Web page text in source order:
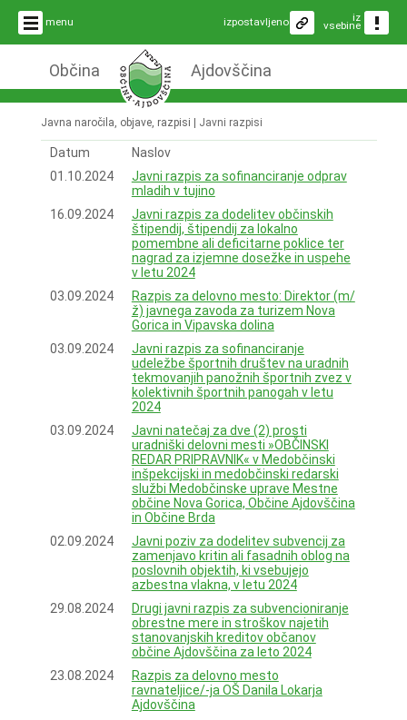
menu iz
vsebine
izpostavljeno
Občina Ajdovščina
Javna naročila, objave, razpisi | Javni razpisi
Datum
Naslov
01.10.2024
Javni razpis za sofinanciranje odprav
mladih v tujino
16.09.2024
Javni razpis za dodelitev občinskih
štipendij, štipendij za lokalno
pomembne ali deficitarne poklice ter
nagrad za izjemne dosežke in uspehe
v letu 2024
03.09.2024
Razpis za delovno mesto: Direktor (m/
ž) javnega zavoda za turizem Nova
Gorica in Vipavska dolina
03.09.2024
Javni razpis za sofinanciranje
udeležbe športnih društev na uradnih
tekmovanjih panožnih športnih zvez v
kolektivnih športnih panogah v letu
2024
03.09.2024
Javni natečaj za dve (2) prosti
uradniški delovni mesti »OBČINSKI
REDAR PRIPRAVNIK« v Medobčinski
inšpekcijski in medobčinski redarski
službi Medobčinske uprave Mestne
občine Nova Gorica, Občine Ajdovščina
in Občine Brda
02.09.2024
Javni poziv za dodelitev subvencij za
zamenjavo kritin ali fasadnih oblog na
poslovnih objektih, ki vsebujejo
azbestna vlakna, v letu 2024
29.08.2024
Drugi javni razpis za subvencioniranje
obrestne mere in stroškov najetih
stanovanjskih kreditov občanov
občine Ajdovščina za leto 2024
23.08.2024
Razpis za delovno mesto
ravnateljice/-ja OŠ Danila Lokarja
Ajdovščina